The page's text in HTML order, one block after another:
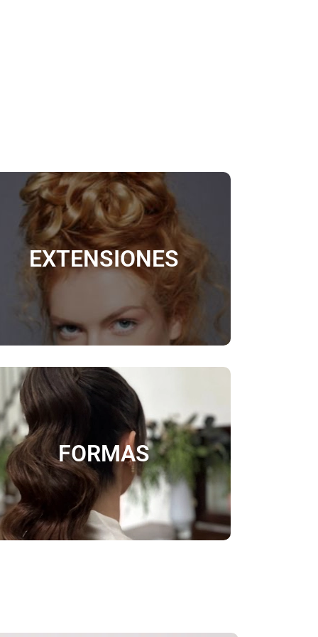
EXTENSIONES
Realizamos extensiones y creamos
formas únicas en tu cabello.
Más Información
FORMAS
Damos forma a tu cabello con
técnicas personalizadas, logrando
peinados que realzan tus facciones.
Más Información